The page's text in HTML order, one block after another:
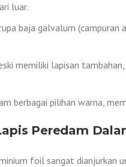
luar.
baja galvalum (campuran
memiliki lapisan
berbagai pilihan warna,
Peredam
foil sangat dianjurkan